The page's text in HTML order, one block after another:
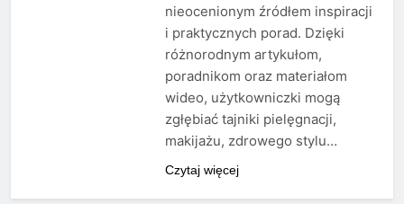
nieocenionym źródłem inspiracji
i praktycznych porad. Dzięki
różnorodnym artykułom,
poradnikom oraz materiałom
wideo, użytkowniczki mogą
zgłębiać tajniki pielęgnacji,
makijażu, zdrowego stylu…
Czytaj więcej